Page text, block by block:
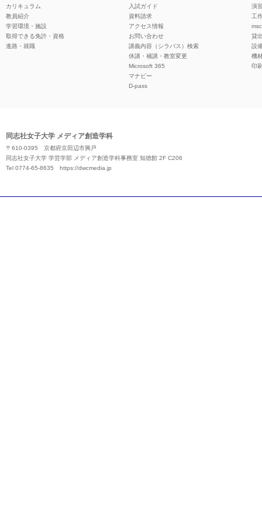
カリキュラム
教員紹介
学習環境・施設
取得できる免許・資格
進路・就職
入試ガイド
資料請求
アクセス情報
お問い合わせ
講義内容（シラバス）検索
休講・補講・教室変更
Microsoft 365
マナビー
D-pass
演
工
貸
設
機
印
同志社女子大学 メディア創造学科
〒610-0395 京都府京田辺市興戸
同志社女子大学 学芸学部 メディア創造学科事務室 知徳館 2F C206
Tel 0774-65-8635 https://dwcmedia.jp